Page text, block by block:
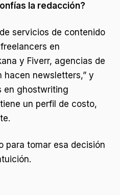
la redacción?
servicios de contenido
en
y Fiverr, agencias de
hacen newsletters,” y
en ghostwriting
un perfil de costo,
para tomar esa decisión